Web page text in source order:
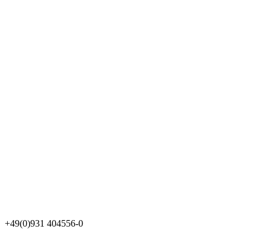
+49(0)931 404556-0